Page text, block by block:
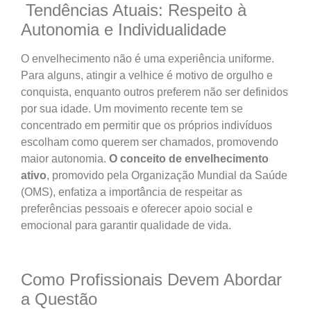
Tendências Atuais: Respeito à
Autonomia e Individualidade
O envelhecimento não é uma experiência uniforme.
Para alguns, atingir a velhice é motivo de orgulho e
conquista, enquanto outros preferem não ser definidos
por sua idade. Um movimento recente tem se
concentrado em permitir que os próprios indivíduos
escolham como querem ser chamados, promovendo
maior autonomia. O conceito de envelhecimento
ativo, promovido pela Organização Mundial da Saúde
(OMS), enfatiza a importância de respeitar as
preferências pessoais e oferecer apoio social e
emocional para garantir qualidade de vida.
Como Profissionais Devem Abordar
a Questão